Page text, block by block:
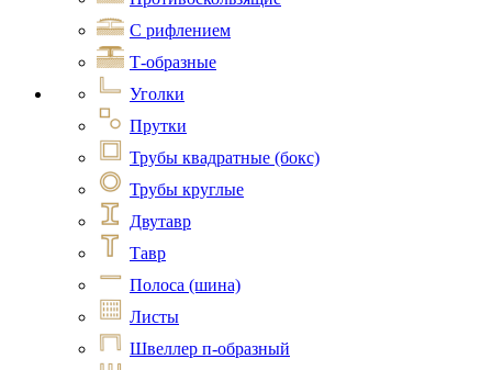
С рифлением
Т-образные
Уголки
Прутки
Трубы квадратные (бокс)
Трубы круглые
Двутавр
Тавр
Полоса (шина)
Листы
Швеллер п-образный